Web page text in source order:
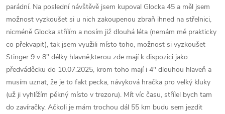
parádní. Na poslední návštěvě jsem kupoval Glocka 45 a měl jsem
možnost vyzkoušet si u nich zakoupenou zbraň ihned na střelnici,
nicméně Glocka střílím a nosím již dlouhá léta (nemám mě prakticky
co překvapit), tak jsem využili místo toho, možnost si vyzkoušet
Stinger 9 v 8" délky hlavně,kterou zde mají k dispozici jako
předváděcku do 10.07.2025, krom toho mají i 4" dlouhou hlaveň a
musím uznat, že je to fakt pecka, návyková hračka pro velký kluky
(už ji vyhlížím pěkný místo v trezoru). Mít víc času, střílel bych tam
do zavíračky. Ačkoli je mám trochou dál 55 km budu sem jezdit